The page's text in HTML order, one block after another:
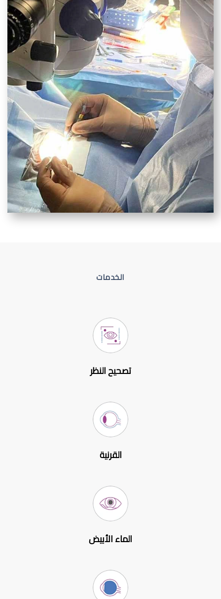
الخدمات
تصحيح النظر
القرنية
الماء الأبيض